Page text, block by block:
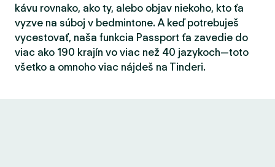
kávu rovnako, ako ty, alebo objav niekoho, kto ťa
vyzve na súboj v bedmintone. A keď potrebuješ
vycestovať, naša funkcia Passport ťa zavedie do
viac ako 190 krajín vo viac než 40 jazykoch—toto
všetko a omnoho viac nájdeš na Tinderi.